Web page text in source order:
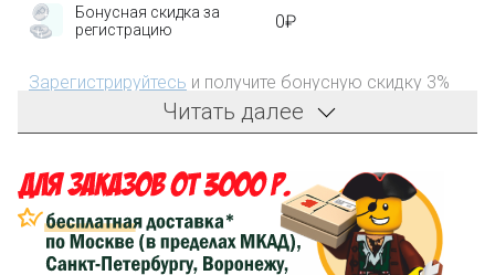
Бонусная скидка за
регистрацию
0₽
Зарегистрируйтесь и получите бонусную скидку 3%
на первый заказ!
затрат на доставку
Сделайте заказ на сумму не менее 3 000₽, оплатите
его на карту Сбербанка и получите 150₽ на
компенсацию доставки.
Читать далее